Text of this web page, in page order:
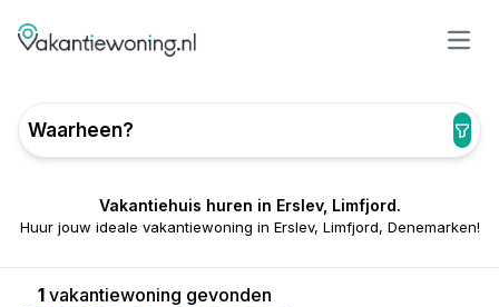
Waarheen?
Vakantiehuis huren in Erslev, Limfjord.
Huur jouw ideale vakantiewoning in Erslev, Limfjord, Denemarken!
1vakantiewoning gevonden